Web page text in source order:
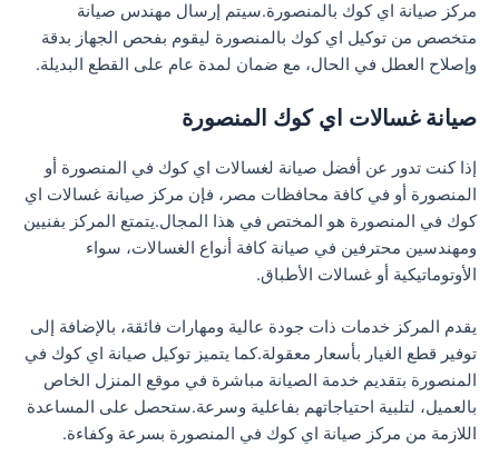
مركز صيانة اي كوك بالمنصورة.سيتم إرسال مهندس صيانة
متخصص من توكيل اي كوك بالمنصورة ليقوم بفحص الجهاز بدقة
وإصلاح العطل في الحال، مع ضمان لمدة عام على القطع البديلة.
صيانة غسالات اي كوك المنصورة
إذا كنت تدور عن أفضل صيانة لغسالات اي كوك في المنصورة أو
المنصورة أو في كافة محافظات مصر، فإن مركز صيانة غسالات اي
كوك في المنصورة هو المختص في هذا المجال.يتمتع المركز بفنيين
ومهندسين محترفين في صيانة كافة أنواع الغسالات، سواء
الأوتوماتيكية أو غسالات الأطباق.
يقدم المركز خدمات ذات جودة عالية ومهارات فائقة، بالإضافة إلى
توفير قطع الغيار بأسعار معقولة.كما يتميز توكيل صيانة اي كوك في
المنصورة بتقديم خدمة الصيانة مباشرة في موقع المنزل الخاص
بالعميل، لتلبية احتياجاتهم بفاعلية وسرعة.ستحصل على المساعدة
اللازمة من مركز صيانة اي كوك في المنصورة بسرعة وكفاءة.